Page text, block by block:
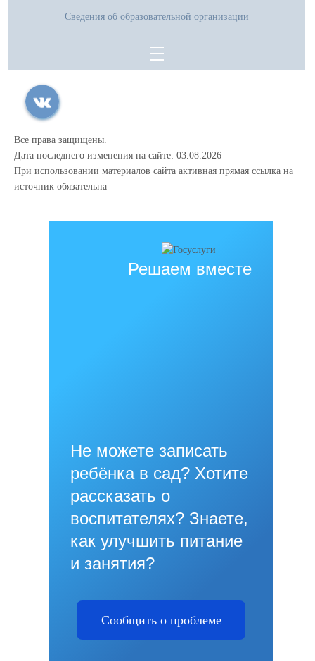
Сведения об образовательной организации
Все права защищены.
Дата последнего изменения на сайте: 03.08.2026
При использовании материалов сайта активная прямая ссылка на
источник обязательна
Решаем вместе
Не можете записать
ребёнка в сад? Хотите
рассказать о
воспитателях? Знаете,
как улучшить питание
и занятия?
Сообщить о проблеме